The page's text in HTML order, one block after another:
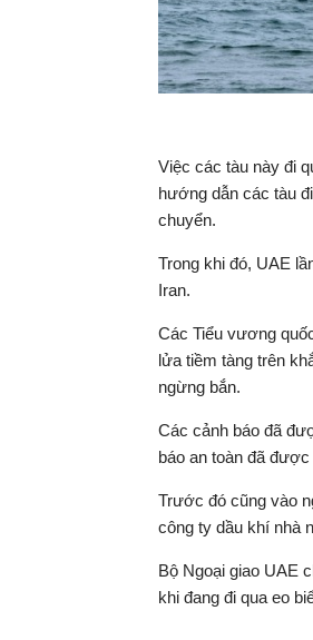
Việc các tàu này đi
hướng dẫn các tàu
chuyển.
Trong khi đó, UAE
Iran.
Các Tiểu vương
lửa tiềm tàng trên
ngừng bắn.
Các cảnh báo đã
báo an toàn đã
Trước đó cũng vào
công ty dầu khí nhà
Bộ Ngoại giao UAE
khi đang đi qua eo